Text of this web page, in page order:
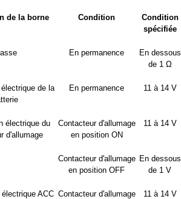
de la borne Condition
Condition
spécifiée
En permanence
En dessous
de 1 Ω
de la
En permanence 11 à 14 V
électrique du
d'allumage
Contacteur d'allumage
en position ON
11 à 14 V
Contacteur d'allumage
en position OFF
En dessous
de 1 V
ACC Contacteur d'allumage
11 à 14 V